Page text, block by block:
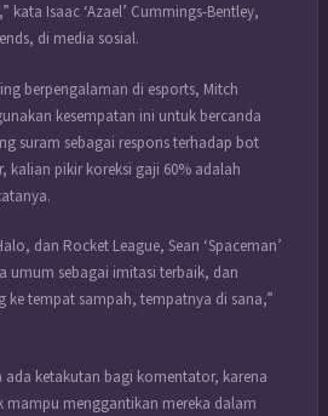
Isaac ‘Azael’ Cummings-Bentley,
di media sosial.
berpengalaman di esports, Mitch
kesempatan ini untuk bercanda
suram sebagai respons terhadap bot
kalian pikir koreksi gaji 60% adalah
dan Rocket League, Sean ‘Spaceman’
umum sebagai imitasi terbaik, dan
ke tempat sampah, tempatnya di sana,”
ketakutan bagi komentator, karena
mampu menggantikan mereka dalam